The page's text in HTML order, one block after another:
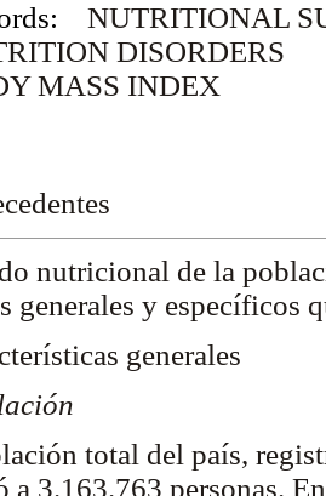
NUTRITIONAL
DISORDERS
MASS INDEX
nutricional de la
generales y específicos
generales
total del país,
a 3.163.763 personas.